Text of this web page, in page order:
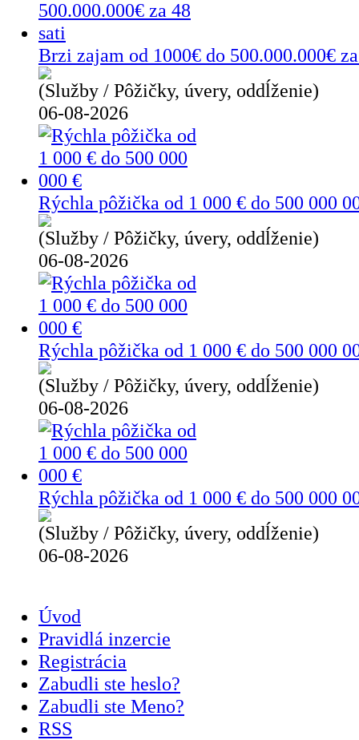
Brzi zajam od 1000€ do 500.000.000€
(Služby / Pôžičky, úvery, oddĺženie)
06-08-2026
Rýchla pôžička od 1 000 € do 500 000
(Služby / Pôžičky, úvery, oddĺženie)
06-08-2026
Rýchla pôžička od 1 000 € do 500 000
(Služby / Pôžičky, úvery, oddĺženie)
06-08-2026
Rýchla pôžička od 1 000 € do 500 000
(Služby / Pôžičky, úvery, oddĺženie)
06-08-2026
Úvod
Pravidlá inzercie
Registrácia
Zabudli ste heslo?
Zabudli ste Meno?
RSS